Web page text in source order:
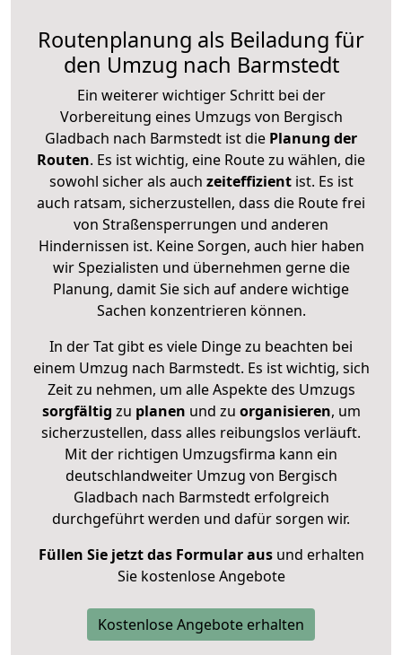
Routenplanung als Beiladung für
den Umzug nach Barmstedt
Ein weiterer wichtiger Schritt bei der
Vorbereitung eines Umzugs von Bergisch
Gladbach nach Barmstedt ist die Planung der
Routen. Es ist wichtig, eine Route zu wählen, die
sowohl sicher als auch zeiteffizientist. Es ist
auch ratsam, sicherzustellen, dass die Route frei
von Straßensperrungen und anderen
Hindernissen ist. Keine Sorgen, auch hier haben
wir Spezialisten und übernehmen gerne die
Planung, damit Sie sich auf andere wichtige
Sachen konzentrieren können.
In der Tat gibt es viele Dinge zu beachten bei
einem Umzug nach Barmstedt. Es ist wichtig, sich
Zeit zu nehmen, um alle Aspekte des Umzugs
sorgfältig zu planen und zu organisieren, um
sicherzustellen, dass alles reibungslos verläuft.
Mit der richtigen Umzugsfirma kann ein
deutschlandweiter Umzug von Bergisch
Gladbach nach Barmstedt erfolgreich
durchgeführt werden und dafür sorgen wir.
Füllen Sie jetzt das Formular ausund erhalten
Sie kostenlose Angebote
Kostenlose Angebote erhalten